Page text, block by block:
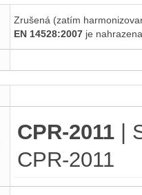
Zrušená (zatím
EN 14528:2007 je
CPR-2011 |
CPR-2011